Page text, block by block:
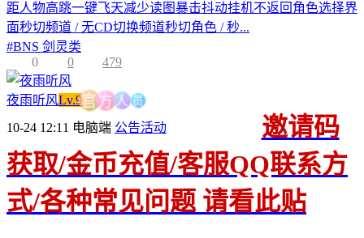
距人物高跳一键飞天减少读图暴击抖动挂机不返回角色选择界
面秒切频道 / 无CD切换频道秒切角色 / 秒...
#BNS 剑灵类
0
0 479
夜雨听风Lv.9官 方人员
10-24 12:11 电脑端 公告活动
邀请码
获取/金币充值/客服QQ联系方
式/各种常见问题 请看此贴